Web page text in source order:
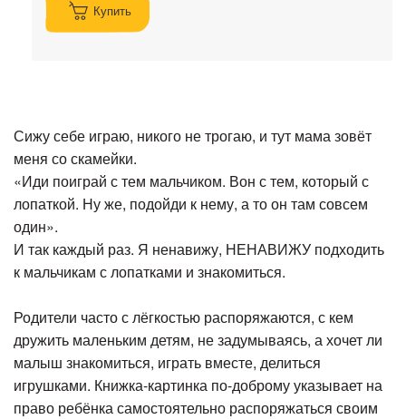
Купить
Сижу себе играю, никого не трогаю, и тут мама зовёт
меня со скамейки.
«Иди поиграй с тем мальчиком. Вон с тем, который с
лопаткой. Ну же, подойди к нему, а то он там совсем
один».
И так каждый раз. Я ненавижу, НЕНАВИЖУ подходить
к мальчикам с лопатками и знакомиться.
Родители часто с лёгкостью распоряжаются, с кем
дружить маленьким детям, не задумываясь, а хочет ли
малыш знакомиться, играть вместе, делиться
игрушками. Книжка-картинка по-доброму указывает на
право ребёнка самостоятельно распоряжаться своим